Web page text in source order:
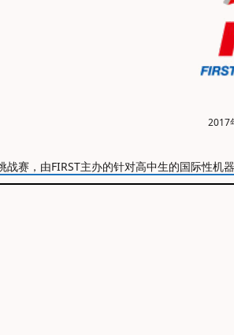
2017
赛，由FIRST主办的针对高中生的国际性机